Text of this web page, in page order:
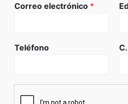
Correo electrónico *
Teléfono